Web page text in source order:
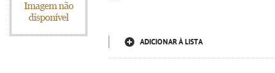
ADICIONAR À LISTA